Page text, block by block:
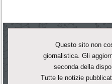
Questo sito non
giornalistica. Gli
seconda della
Tutte le notizie